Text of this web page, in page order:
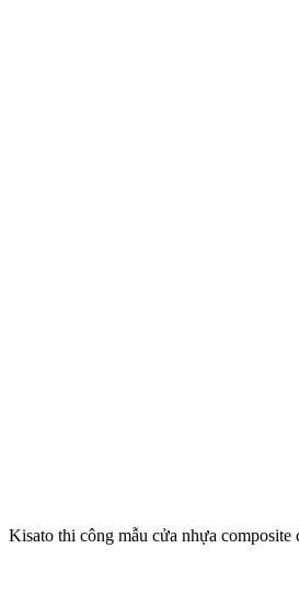
Kisato thi công mẫu cửa nhựa